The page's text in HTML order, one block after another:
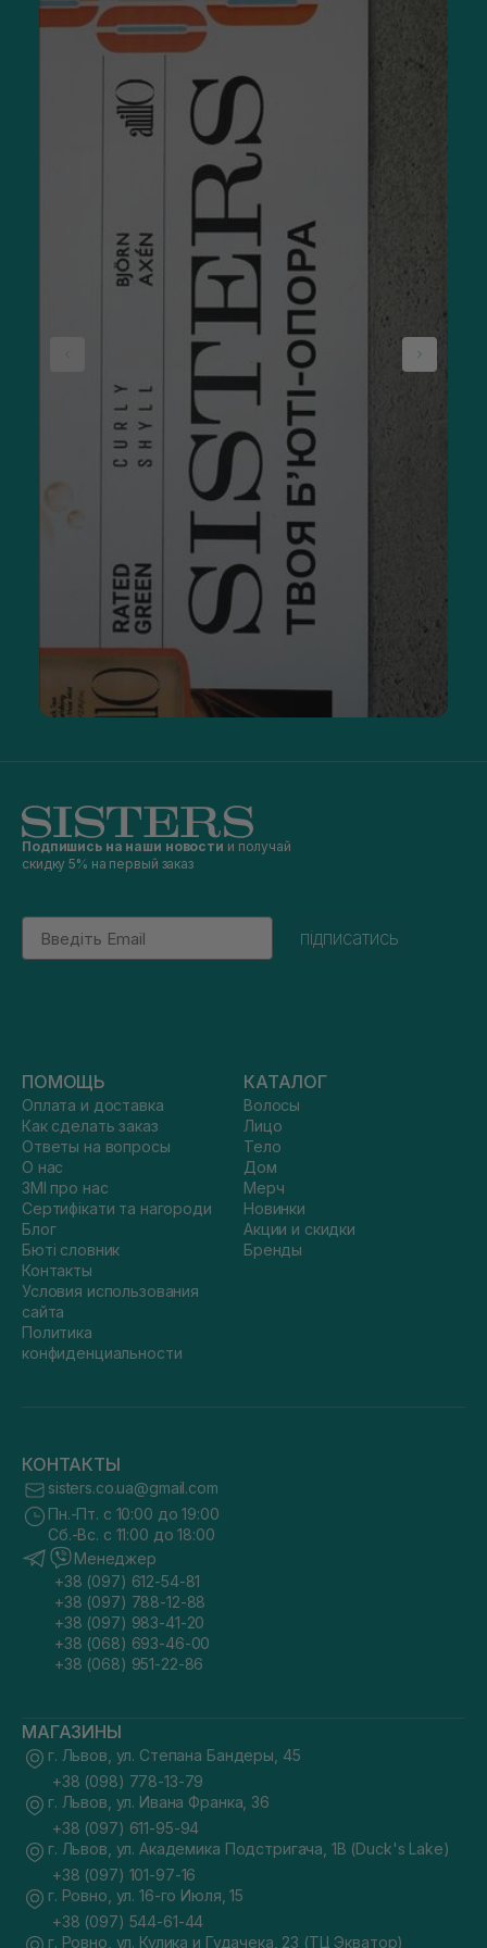
Подпишись на наши новости и получай
скидку 5% на первый заказ
Email
підписатись
ПОМОЩЬ
Оплата и доставка
Как сделать заказ
Ответы на вопросы
О нас
ЗМІ про нас
Сертифікати та нагороди
Блог
Бюті словник
Контакты
Условия использования
сайта
Политика
конфиденциальности
КАТАЛОГ
Волосы
Лицо
Тело
Дом
Мерч
Новинки
Акции и скидки
Бренды
КОНТАКТЫ
sisters.co.ua@gmail.com
Пн.-Пт. с 10:00 до 19:00
Сб.-Вс. с 11:00 до 18:00
Менеджер
+38 (097) 612-54-81
+38 (097) 788-12-88
+38 (097) 983-41-20
+38 (068) 693-46-00
+38 (068) 951-22-86
МАГАЗИНЫ
г. Львов, ул. Степана Бандеры, 45
+38 (098) 778-13-79
г. Львов, ул. Ивана Франка, 36
+38 (097) 611-95-94
г. Львов, ул. Академика Подстригача, 1В (Duck's Lake)
+38 (097) 101-97-16
г. Ровно, ул. 16-го Июля, 15
+38 (097) 544-61-44
г. Ровно, ул. Кулика и Гудачека, 23 (ТЦ Экватор)